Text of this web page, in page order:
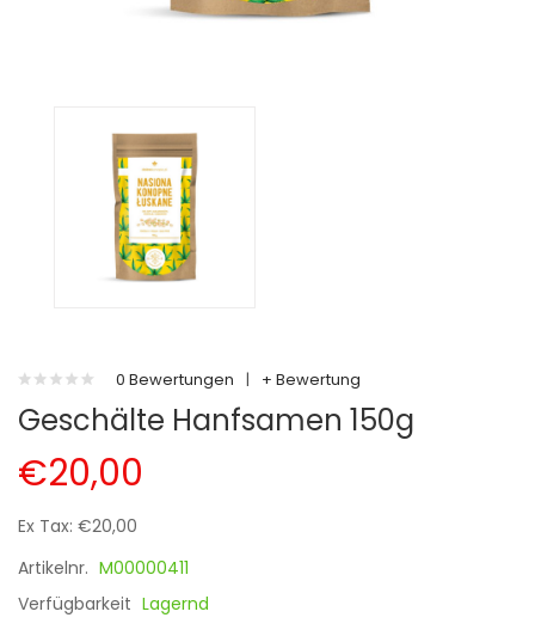
0 Bewertungen | + Bewertung
Geschälte Hanfsamen 150g
€20,00
Ex Tax: €20,00
Artikelnr. M00000411
Verfügbarkeit Lagernd